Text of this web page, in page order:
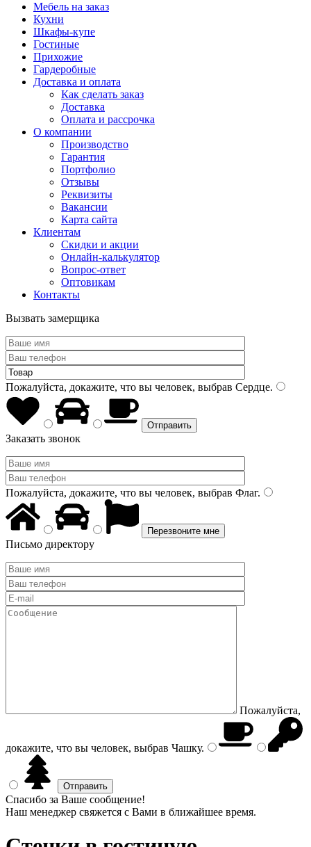
Мебель на заказ
Кухни
Шкафы-купе
Гостиные
Прихожие
Гардеробные
Доставка и оплата
Как сделать заказ
Доставка
Оплата и рассрочка
О компании
Производство
Гарантия
Портфолио
Отзывы
Реквизиты
Вакансии
Карта сайта
Клиентам
Скидки и акции
Онлайн-калькулятор
Вопрос-ответ
Оптовикам
Контакты
Вызвать замерщика
Пожалуйста, докажите, что вы человек, выбрав Сердце.
Заказать звонок
Пожалуйста, докажите, что вы человек, выбрав Флаг.
Письмо директору
Пожалуйста,
докажите, что вы человек, выбрав Чашку.
Спасибо за Ваше сообщение!
Наш менеджер свяжется с Вами в ближайшее время.